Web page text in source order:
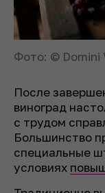
Фото: © Domini
После
виноград
с трудом
Большинство
специальные
условиях